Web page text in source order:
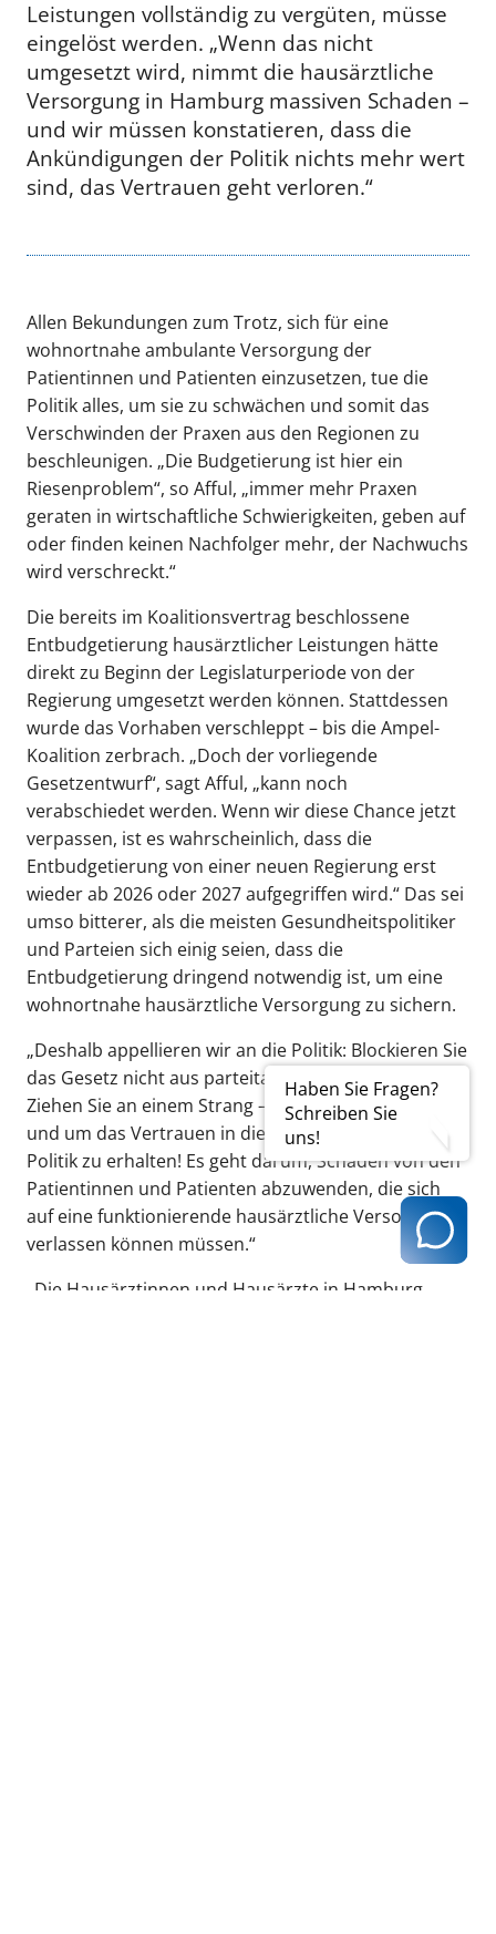
Haben Sie Fragen?
Schreiben Sie
uns!
Leistungen vollständig zu vergüten, müsse
eingelöst werden. „Wenn das nicht
umgesetzt wird, nimmt die hausärztliche
Versorgung in Hamburg massiven Schaden –
und wir müssen konstatieren, dass die
Ankündigungen der Politik nichts mehr wert
sind, das Vertrauen geht verloren.“
Allen Bekundungen zum Trotz, sich für eine
wohnortnahe ambulante Versorgung der
Patientinnen und Patienten einzusetzen, tue die
Politik alles, um sie zu schwächen und somit das
Verschwinden der Praxen aus den Regionen zu
beschleunigen. „Die Budgetierung ist hier ein
Riesenproblem“, so Afful, „immer mehr Praxen
geraten in wirtschaftliche Schwierigkeiten, geben auf
oder finden keinen Nachfolger mehr, der Nachwuchs
wird verschreckt.“
Die bereits im Koalitionsvertrag beschlossene
Entbudgetierung hausärztlicher Leistungen hätte
direkt zu Beginn der Legislaturperiode von der
Regierung umgesetzt werden können. Stattdessen
wurde das Vorhaben verschleppt – bis die Ampel-
Koalition zerbrach. „Doch der vorliegende
Gesetzentwurf“, sagt Afful, „kann noch
verabschiedet werden. Wenn wir diese Chance jetzt
verpassen, ist es wahrscheinlich, dass die
Entbudgetierung von einer neuen Regierung erst
wieder ab 2026 oder 2027 aufgegriffen wird.“ Das sei
umso bitterer, als die meisten Gesundheitspolitiker
und Parteien sich einig seien, dass die
Entbudgetierung dringend notwendig ist, um eine
wohnortnahe hausärztliche Versorgung zu sichern.
„Deshalb appellieren wir an die Politik: Blockieren Sie
das Gesetz nicht aus parteitaktischen Gründen!
Ziehen Sie an einem Strang – um der Sache willen
und um das Vertrauen in die Verlässlichkeit der
Politik zu erhalten! Es geht darum, Schaden von den
Patientinnen und Patienten abzuwenden, die sich
auf eine funktionierende hausärztliche Versorgung
verlassen können müssen.“
„Die Hausärztinnen und Hausärzte in Hamburg